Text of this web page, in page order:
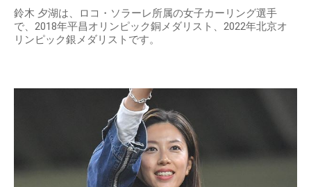
鈴木 夕湖は、ロコ・ソラーレ所属の女子カーリング選手
で、2018年平昌オリンピック銅メダリスト、2022年北京オ
リンピック銀メダリストです。